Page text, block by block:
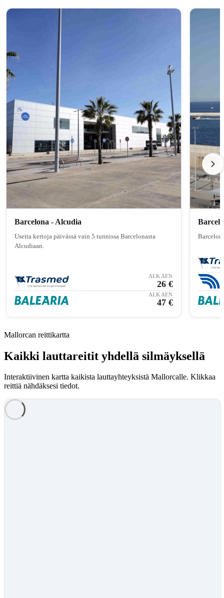
Barcelona - Alcudia
Useita kertoja päivässä vain 5 tunnissa Barcelonasta
Alcudiaan.
ALKAEN
26 €
ALKAEN
47 €
Mallorcan reittikartta
Kaikki lauttareitit yhdellä silmäyksellä
Interaktiivinen kartta kaikista lauttayhteyksistä Mallorcalle. Klikkaa
reittiä nähdäksesi tiedot.